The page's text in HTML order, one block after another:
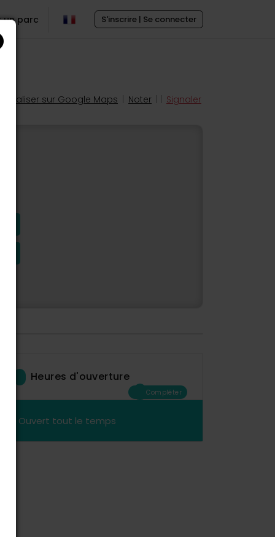
S'inscrire | Se connecter
un parc
Localiser sur Google Maps Noter Signaler
Heures d'ouverture
Compléter
Ouvert tout le temps